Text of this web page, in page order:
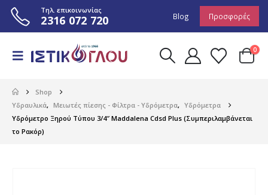
Τηλ. επικοινωνίας
2316 072 720 Blog Προσφορές
0
Shop
Υδραυλικά, Μειωτές πίεσης - Φίλτρα - Υδρόμετρα, Υδρόμετρα
Υδρόμετρο Ξηρού Τύπου 3/4″ Maddalena Cdsd Plus (Συμπεριλαμβάνεται
το Ρακόρ)